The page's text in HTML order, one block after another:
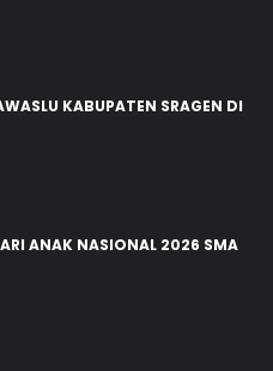
KABUPATEN SRAGEN DI
ANAK NASIONAL 2026 SMA